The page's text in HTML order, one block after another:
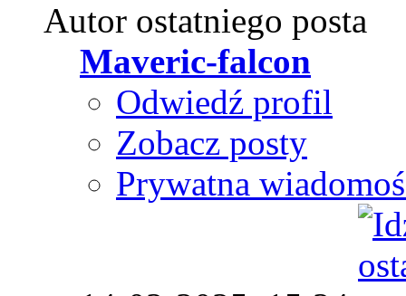
Autor ostatniego posta
Maveric-falcon
Odwiedź profil
Zobacz posty
Prywatna